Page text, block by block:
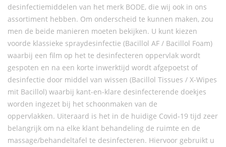
desinfectiemiddelen van het merk BODE, die wij ook in ons
assortiment hebben. Om onderscheid te kunnen maken, zou
men de beide manieren moeten bekijken. U kunt kiezen
voorde klassieke spraydesinfectie (Bacillol AF / Bacillol Foam)
waarbij een film op het te desinfecteren oppervlak wordt
gespoten en na een korte inwerktijd wordt afgepoetst of
desinfectie door middel van wissen (Bacillol Tissues / X-Wipes
mit Bacillol) waarbij kant-en-klare desinfecterende doekjes
worden ingezet bij het schoonmaken van de
oppervlakken. Uiteraard is het in de huidige Covid-19 tijd zeer
belangrijk om na elke klant behandeling de ruimte en de
massage/behandeltafel te desinfecteren. Hiervoor gebruikt u